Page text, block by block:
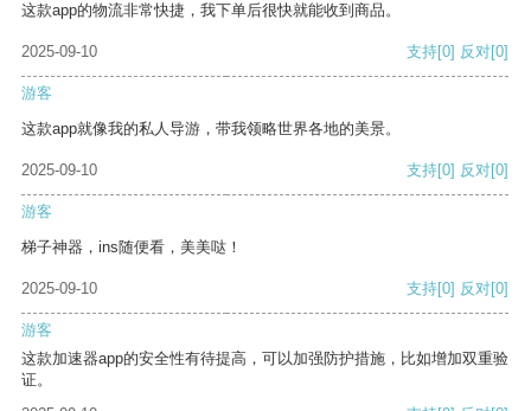
这款app的物流非常快捷，我下单后很快就能收到商品。
2025-09-10 支持[0] 反对[0]
游客
这款app就像我的私人导游，带我领略世界各地的美景。
2025-09-10 支持[0] 反对[0]
游客
梯子神器，ins随便看，美美哒！
2025-09-10 支持[0] 反对[0]
游客
这款加速器app的安全性有待提高，可以加强防护措施，比如增加双重验
证。